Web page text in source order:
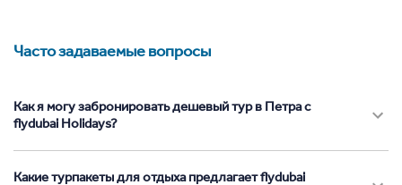
Часто задаваемые вопросы
Как я могу забронировать дешевый тур в Петра с
flydubai Holidays?
Какие турпакеты для отдыха предлагает flydubai